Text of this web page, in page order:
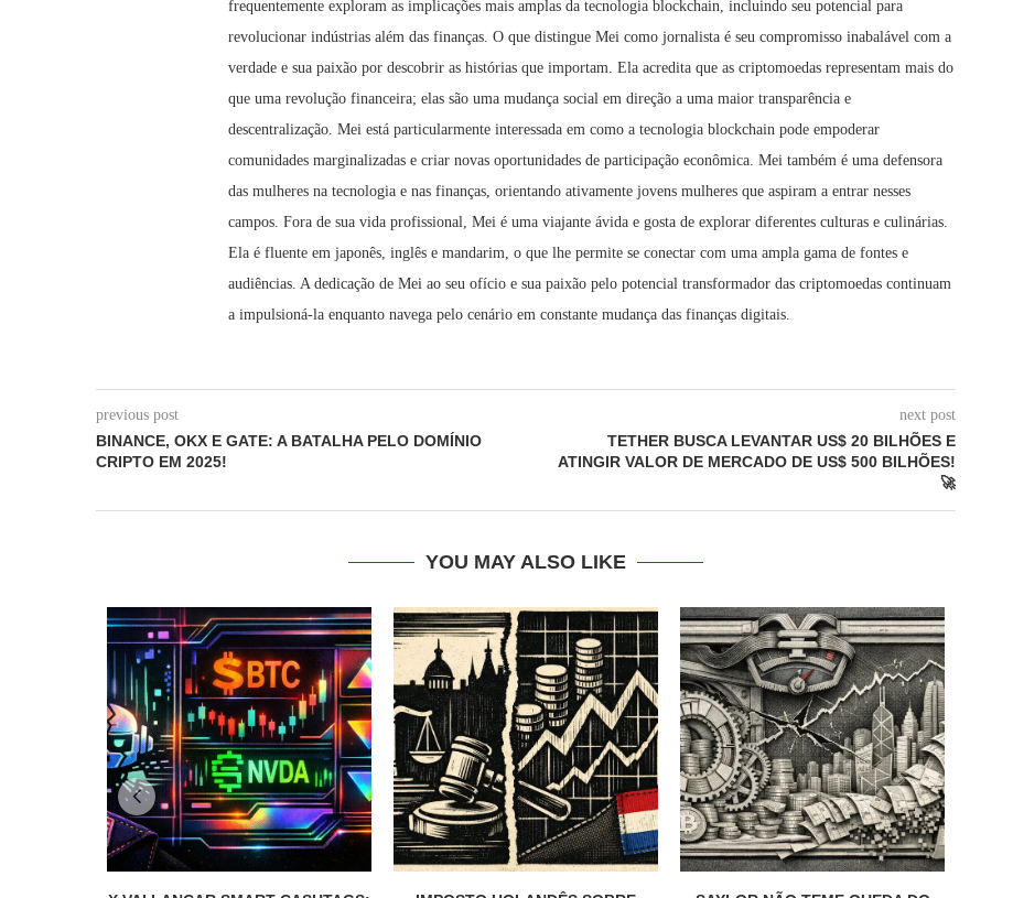
frequentemente exploram as implicações mais amplas da tecnologia blockchain, incluindo seu potencial para
revolucionar indústrias além das finanças. O que distingue Mei como jornalista é seu compromisso inabalável com a
verdade e sua paixão por descobrir as histórias que importam. Ela acredita que as criptomoedas representam mais do
que uma revolução financeira; elas são uma mudança social em direção a uma maior transparência e
descentralização. Mei está particularmente interessada em como a tecnologia blockchain pode empoderar
comunidades marginalizadas e criar novas oportunidades de participação econômica. Mei também é uma defensora
das mulheres na tecnologia e nas finanças, orientando ativamente jovens mulheres que aspiram a entrar nesses
campos. Fora de sua vida profissional, Mei é uma viajante ávida e gosta de explorar diferentes culturas e culinárias.
Ela é fluente em japonês, inglês e mandarim, o que lhe permite se conectar com uma ampla gama de fontes e
audiências. A dedicação de Mei ao seu ofício e sua paixão pelo potencial transformador das criptomoedas continuam
a impulsioná-la enquanto navega pelo cenário em constante mudança das finanças digitais.
previous post
BINANCE, OKX E GATE: A BATALHA PELO DOMÍNIO
CRIPTO EM 2025!
next post
TETHER BUSCA LEVANTAR US$ 20 BILHÕES E
ATINGIR VALOR DE MERCADO DE US$ 500 BILHÕES!
🚀
YOU MAY ALSO LIKE